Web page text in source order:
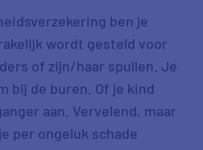
ben je
wordt gesteld voor
of zijn/haar spullen. Je
bij de buren. Of je kind
aan. Vervelend, maar
per ongeluk schade